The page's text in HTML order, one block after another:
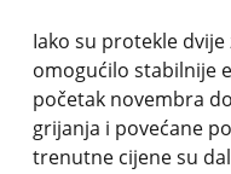
Iako su protekle
omogućilo stabilnije
početak novembra
grijanja i povećane
trenutne cijene su